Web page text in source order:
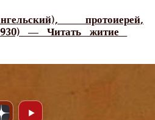
протоиерей,
— Читать житие